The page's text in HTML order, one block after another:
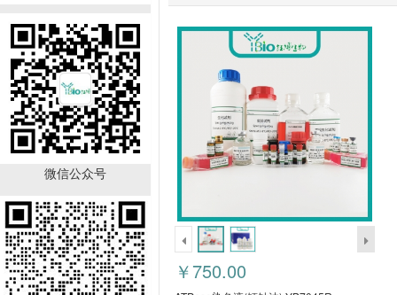
微信公众号
ATPase染色液(钙钴法)
YB7045R
￥750.00
已有
人购买
￥750.00